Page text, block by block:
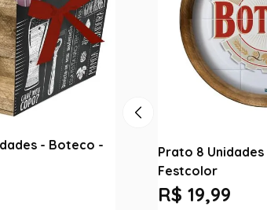
- Boteco -
Prato 8
Festcolor
R$ 19,99